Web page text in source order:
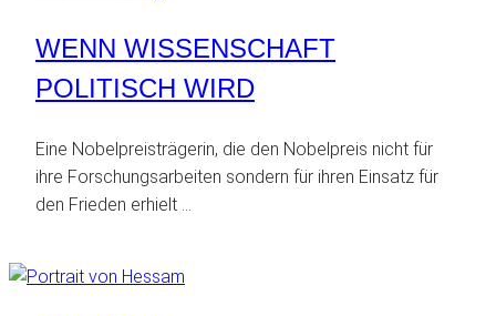
WENN WISSENSCHAFT
POLITISCH WIRD
Eine Nobelpreisträgerin, die den Nobelpreis nicht für
ihre Forschungsarbeiten sondern für ihren Einsatz für
den Frieden erhielt …